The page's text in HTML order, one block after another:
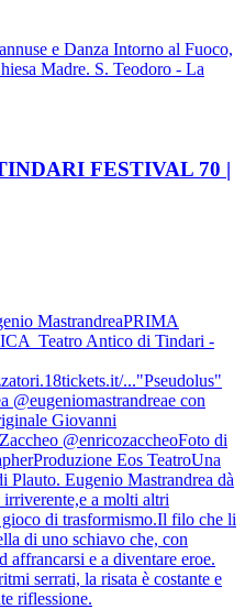
e Danza Intorno al Fuoco,
Madre. S. Teodoro - La
FESTIVAL 70 |
MastrandreaPRIMA
Teatro Antico di Tindari -
..."Pseudolus"
@eugeniomastrandreae con
Giovanni
@enricozaccheoFoto di
Eos TeatroUna
Plauto. Eugenio Mastrandrea dà
irriverente,e a molti altri
di trasformismo.Il filo che li
di uno schiavo che, con
affrancarsi e a diventare eroe.
serrati, la risata è costante e
riflessione.